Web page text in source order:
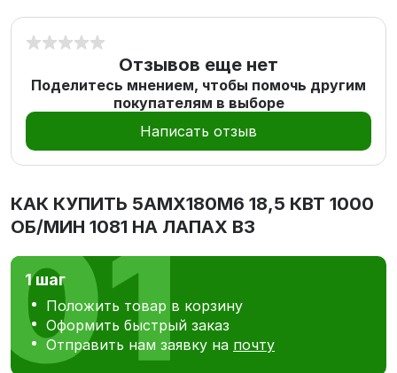
Отзывов еще нет
Поделитесь мнением, чтобы помочь другим
покупателям в выборе
Написать отзыв
КАК КУПИТЬ 5АМХ180M6 18,5 КВТ 1000
ОБ/МИН 1081 НА ЛАПАХ В3
1 шаг
Положить товар в корзину
Оформить быстрый заказ
Отправить нам заявку на почту